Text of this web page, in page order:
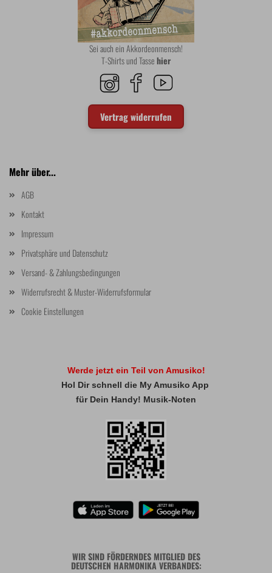
Sei auch ein Akkordeonmensch!
T-Shirts und Tassehier
Vertrag widerrufen
Mehr über...
AGB
Kontakt
Impressum
Privatsphäre und Datenschutz
Versand- & Zahlungsbedingungen
Widerrufsrecht & Muster-Widerrufsformular
Cookie Einstellungen
Werde jetzt ein Teil von Amusiko!
Hol Dir schnell die My Amusiko App
für Dein Handy! Musik-Noten
WIR SIND FÖRDERNDES MITGLIED DES
DEUTSCHEN HARMONIKA VERBANDES: